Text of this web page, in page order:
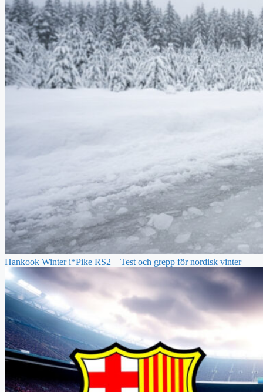
Hankook Winter i*Pike RS2 – Test och grepp för nordisk vinter